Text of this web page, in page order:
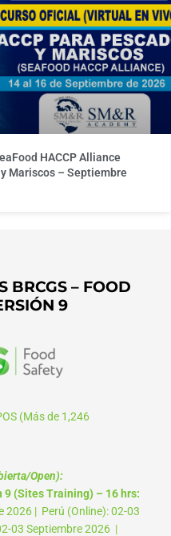
HACCP Alliance
Mariscos – Septiembre
BRCGS – FOOD
9
(Más de 1,246
Open):
(Sites Training) – 16 hrs:
2026 | Perú (Online): 02-03
03 Septiembre 2026 |